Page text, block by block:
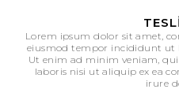
Lorem ipsum dolor sit amet,
eiusmod tempor incididunt ut
Ut enim ad minim veniam,
laboris nisi ut aliquip ex ea
irure